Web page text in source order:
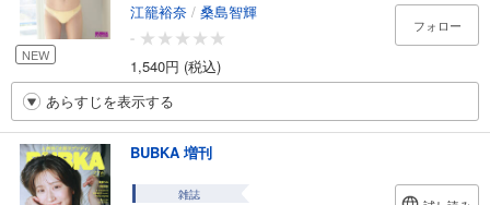
NEW
江籠裕奈 / 桑島智輝
-
1,540円 (税込)
フォロー
あらすじを表示する
BUBKA 増刊
雑誌